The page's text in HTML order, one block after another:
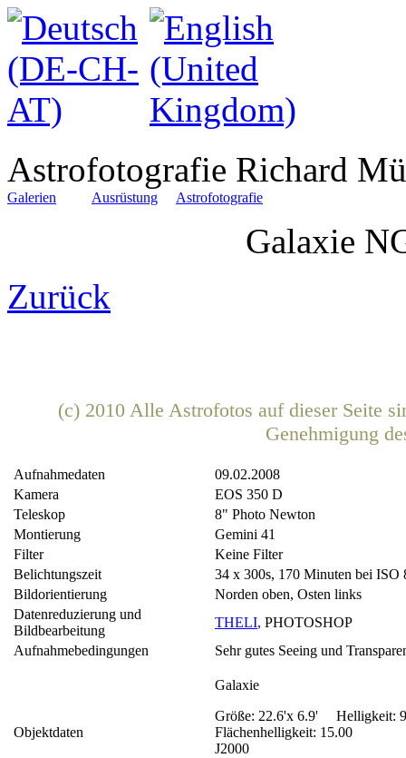
Astrofotografie Richard
Galerien Ausrüstung Astrofotografie
Galaxie
Zurück
(c) 2010 Alle Astrofotos auf dieser Seite
Genehmigung
Aufnahmedaten
09.02.2008
Kamera
EOS 350 D
Teleskop
8" Photo Newton
Montierung
Gemini 41
Filter
Keine Filter
Belichtungszeit
34 x 300s, 170 Minuten bei ISO
Bildorientierung
Norden oben, Osten links
Datenreduzierung und
Bildbearbeitung
THELI, PHOTOSHOP
Aufnahmebedingungen
Sehr gutes Seeing und
Objektdaten
Galaxie
Größe: 22.6'x 6.9' Helligkeit:
Flächenhelligkeit: 15.00
J2000